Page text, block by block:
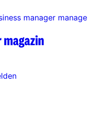
manager manage